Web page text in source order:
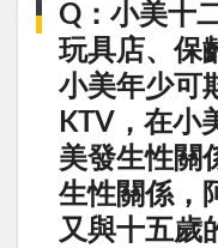
Q：小美十
玩具店、保
小美年少可
KTV，在小
美發生性關
生性關係，
又與十五歲